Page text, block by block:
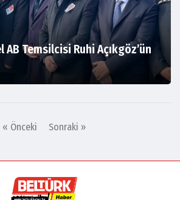
AB Temsilcisi Ruhi Açıkgöz’ün
« Önceki Sonraki »